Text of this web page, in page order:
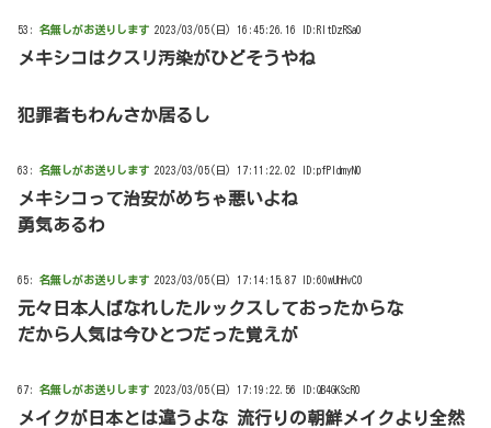
53: 名無しがお送りします 2023/03/05(日) 16:45:26.16 ID:RltDzRSa0
メキシコはクスリ汚染がひどそうやね
犯罪者もわんさか居るし
63: 名無しがお送りします 2023/03/05(日) 17:11:22.02 ID:pfPldmyN0
メキシコって治安がめちゃ悪いよね
勇気あるわ
65: 名無しがお送りします 2023/03/05(日) 17:14:15.87 ID:60wUhHvC0
元々日本人ばなれしたルックスしておったからな
だから人気は今ひとつだった覚えが
67: 名無しがお送りします 2023/03/05(日) 17:19:22.56 ID:QB4GKScR0
メイクが日本とは違うよな 流行りの朝鮮メイクより全然